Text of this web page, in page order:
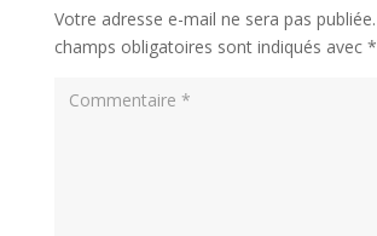
Votre adresse e-mail ne sera pas publiée.
champs obligatoires sont indiqués avec *